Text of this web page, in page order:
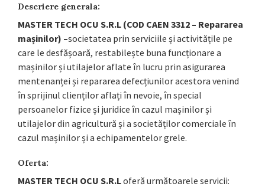
Descriere generala:
MASTER TECH OCU S.R.L (COD CAEN 3312 – Repararea
mașinilor) –societatea prin serviciile și activitățile pe
care le desfășoară, restabilește buna funcționare a
mașinilor și utilajelor aflate în lucru prin asigurarea
mentenanței și repararea defecțiunilor acestora venind
în sprijinul clienților aflați în nevoie, în special
persoanelor fizice și juridice în cazul mașinilor și
utilajelor din agricultură și a societăților comerciale în
cazul mașinilor și a echipamentelor grele.
Oferta:
MASTER TECH OCU S.R.Loferă următoarele servicii: